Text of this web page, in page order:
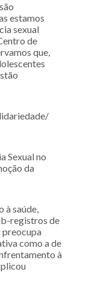
estamos
sexual
de
que,
Sexual no
da
à saúde,
registros de
preocupa
como a de
à